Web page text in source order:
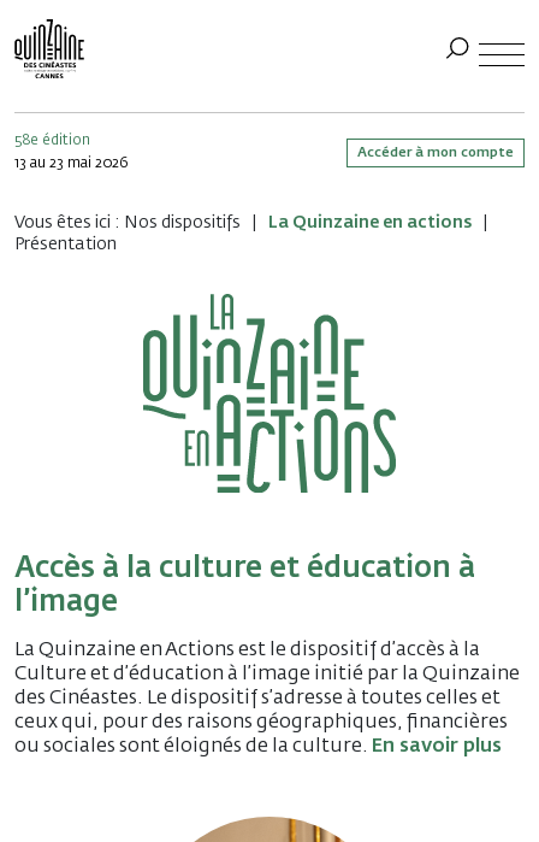
58e édition
13 au 23 mai 2026
Accéder à mon compte
Vous êtes ici : Nos dispositifs
La Quinzaine en actions
Présentation
Accès à la culture et éducation à
l’image
La Quinzaine en Actions est le dispositif d’accès à la
Culture et d’éducation à l’image initié par la Quinzaine
des Cinéastes. Le dispositif s’adresse à toutes celles et
ceux qui, pour des raisons géographiques, financières
ou sociales sont éloignés de la culture. En savoir plus